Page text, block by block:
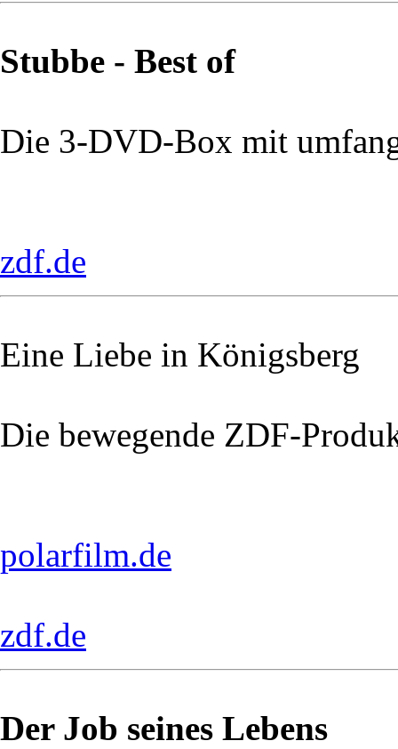
Stubbe - Best of
Die 3-DVD-Box mit
zdf.de
Eine Liebe in Königsberg
Die bewegende ZDF-
polarfilm.de
zdf.de
Der Job seines Lebens